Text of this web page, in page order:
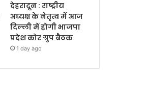
देहरादून : राष्ट्रीय
अध्यक्ष के नेतृत्व में आज
दिल्ली में होगी भाजपा
प्रदेश कोर ग्रुप बैठक
1 day ago